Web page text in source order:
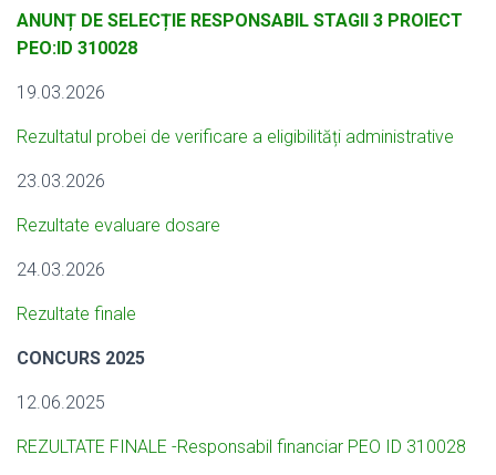
ANUNȚ DE SELECȚIE RESPONSABIL STAGII 3 PROIECT
PEO:ID 310028
19.03.2026
Rezultatul probei de verificare a eligibilități administrative
23.03.2026
Rezultate evaluare dosare
24.03.2026
Rezultate finale
CONCURS 2025
12.06.2025
REZULTATE FINALE -Responsabil financiar PEO ID 310028